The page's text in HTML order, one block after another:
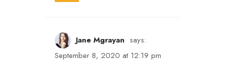
Jane Mgrayan says:
September 8, 2020 at 12:19 pm